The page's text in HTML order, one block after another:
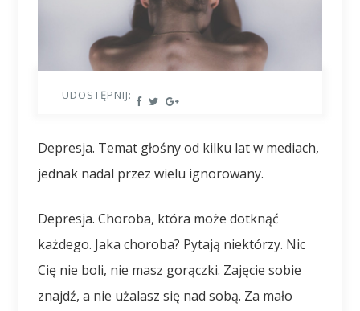
UDOSTĘPNIJ:
Depresja. Temat głośny od kilku lat w mediach,
jednak nadal przez wielu ignorowany.
Depresja. Choroba, która może dotknąć
każdego. Jaka choroba? Pytają niektórzy. Nic
Cię nie boli, nie masz gorączki. Zajęcie sobie
znajdź, a nie użalasz się nad sobą. Za mało